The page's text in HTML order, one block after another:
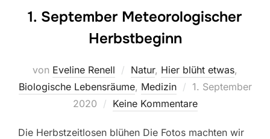
1. September Meteorologischer
Herbstbeginn
von Eveline Renell Natur, Hier blüht etwas,
Biologische Lebensräume, Medizin
Veröffentlicht
am
1. September
2020
Keine Kommentare
Die Herbstzeitlosen blühen Die Fotos machten wir